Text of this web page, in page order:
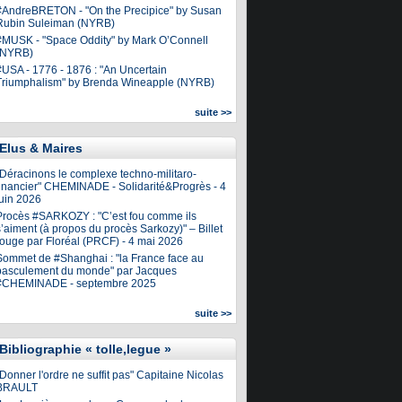
- "On the Precipice" by Susan
Suleiman (NYRB)
- "Space Oddity" by Mark O’Connell
- 1776 - 1876 : "An Uncertain
by Brenda Wineapple (NYRB)
suite >>
& Maires
le complexe techno-militaro-
CHEMINADE - Solidarité&Progrès - 4
2026
#SARKOZY : "C’est fou comme ils
(à propos du procès Sarkozy)" – Billet
par Floréal (PRCF) - 4 mai 2026
de #Shanghai : "la France face au
du monde" par Jacques
- septembre 2025
suite >>
« tolle,legue »
l'ordre ne suffit pas" Capitaine Nicolas